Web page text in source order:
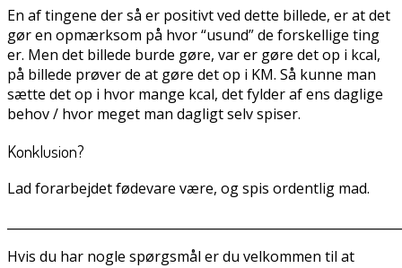
En af tingene der så er positivt ved dette billede, er at det
gør en opmærksom på hvor “usund” de forskellige ting
er. Men det billede burde gøre, var er gøre det op i kcal,
på billede prøver de at gøre det op i KM. Så kunne man
sætte det op i hvor mange kcal, det fylder af ens daglige
behov / hvor meget man dagligt selv spiser.
Konklusion?
Lad forarbejdet fødevare være, og spis ordentlig mad.
Hvis du har nogle spørgsmål er du velkommen til at